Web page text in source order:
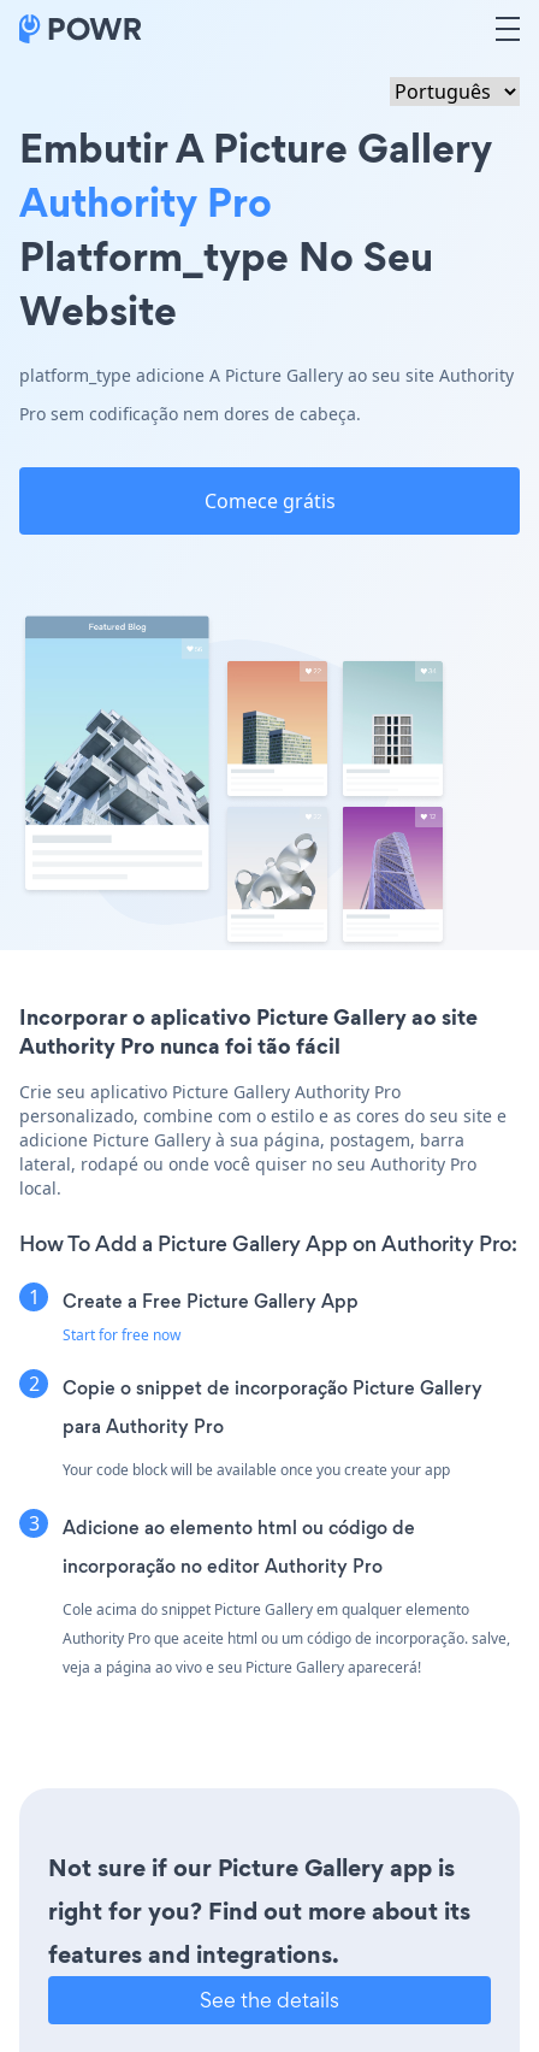
Embutir A Picture Gallery
Authority Pro
Platform_type No Seu
Website
platform_type adicione A Picture Gallery ao seu site Authority
Pro sem codificação nem dores de cabeça.
Comece grátis
Incorporar o aplicativo Picture Gallery ao site
Authority Pro nunca foi tão fácil
Crie seu aplicativo Picture Gallery Authority Pro
personalizado, combine com o estilo e as cores do seu site e
adicione Picture Gallery à sua página, postagem, barra
lateral, rodapé ou onde você quiser no seu Authority Pro
local.
How To Add a Picture Gallery App on Authority Pro:
Create a Free Picture Gallery App
Start for free now
Copie o snippet de incorporação Picture Gallery
para Authority Pro
Your code block will be available once you create your app
Adicione ao elemento html ou código de
incorporação no editor Authority Pro
Cole acima do snippet Picture Gallery em qualquer elemento
Authority Pro que aceite html ou um código de incorporação. salve,
veja a página ao vivo e seu Picture Gallery aparecerá!
Not sure if our Picture Gallery app is
right for you? Find out more about its
features and integrations.
See the details